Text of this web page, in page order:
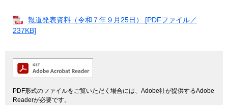
報道発表資料（令和７年９月25日） [PDFファイル／
237KB]
PDF形式のファイルをご覧いただく場合には、Adobe社が提供するAdobe
Readerが必要です。